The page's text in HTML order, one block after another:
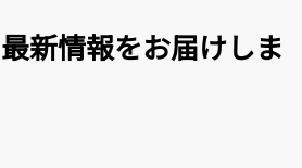
新情報をお届けしま